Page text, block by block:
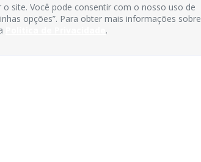
site. Você pode consentir com o nosso uso de
opções”. Para obter mais informações sobre
.